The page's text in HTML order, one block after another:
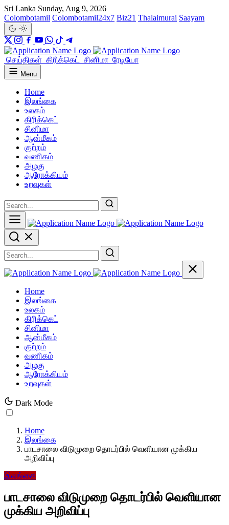
Sri Lanka Sunday, Aug 9, 2026
Colombotamil Colombotamil24x7 Biz21 Thalaimurai Saayam
செய்திகள் கிரிக்கெட் சினிமா ரேடியோ
Menu
Home
இலங்கை
உலகம்
கிரிக்கெட்
சினிமா
ஆன்மீகம்
குற்றம்
வணிகம்
அழகு
ஆரோக்கியம்
உறவுகள்
Home
இலங்கை
உலகம்
கிரிக்கெட்
சினிமா
ஆன்மீகம்
குற்றம்
வணிகம்
அழகு
ஆரோக்கியம்
உறவுகள்
Dark Mode
Home
இலங்கை
பாடசாலை விடுமுறை தொடர்பில் வெளியான முக்கிய
அறிவிப்பு
இலங்கை
பாடசாலை விடுமுறை தொடர்பில் வெளியான
முக்கிய அறிவிப்பு